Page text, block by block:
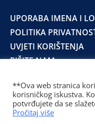
UPORABA IMENA I
POLITIKA
UVJETI KORIŠTENJA
PIŠITE NAM
© 2025 Copyright © 2023
crkva u Republici Hrvatskoj
Prilaz Gjure Deželića 77
**Ova web stranica
korisničkog iskustva.
potvrđujete da se
Pročitaj više